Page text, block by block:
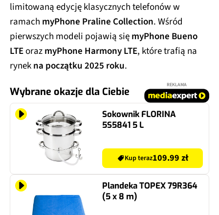
limitowaną edycję klasycznych telefonów w
ramach myPhone Praline Collection. Wśród
pierwszych modeli pojawią sięmyPhone Bueno
LTEorazmyPhone Harmony LTE, które trafią na
rynekna początku 2025 roku.
Wybrane okazje dla Ciebie
REKLAMA
Sokownik FLORINA
5S5841 5 L
Kup teraz109.99 zł
Plandeka TOPEX 79R364
(5 x 8 m)